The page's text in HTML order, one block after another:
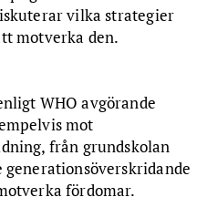
vilka strategier
motverka den.
WHO avgörande
mot
från grundskolan
fördomar.